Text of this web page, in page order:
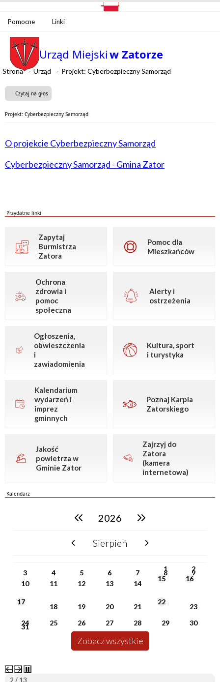
Pomocne Linki
Urząd Miejskiw Zatorze
Strona Urząd Projekt: Cyberbezpieczny Samorząd
Czytaj na głos
Projekt: Cyberbezpieczny Samorząd
O projekcie Cyberbezpieczny Samorząd
Cyberbezpieczny Samorząd - Gmina Zator
Przydatne linki
Zapytaj
Burmistrza
Zatora
Pomoc dla
Mieszkańców
Ochrona
zdrowia i
pomoc
społeczna
Alerty i
ostrzeżenia
Ogłoszenia,
obwieszczenia
i
zawiadomienia
Kultura, sport
i turystyka
Kalendarium
wydarzeń i
imprez
gminnych
Poznaj Karpia
Zatorskiego
Jakość
powietrza w
Gminie Zator
Zajrzyj do
Zatora
(kamera
internetowa)
Kalendarz
poprzedni rok2026 następny rok
poprzedni miesiącSierpień następny miesiąc
1 2
3 4 5 6 7 8
9
10
11 12 13 14
15 16
17
18 19 20 21
22
23
24
25 26 27 28 29 30
31
Zobacz wszystkie
2 / 13